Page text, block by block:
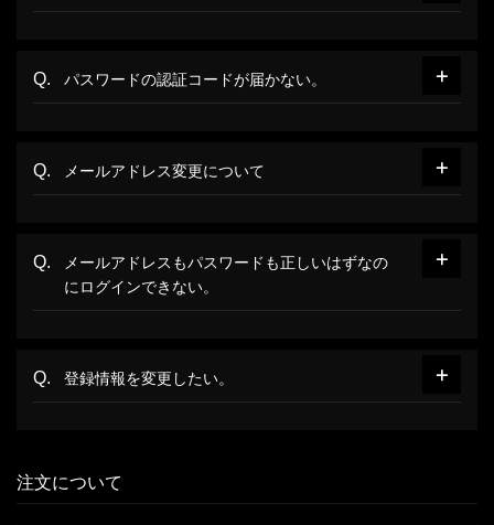
パスワードの認証コードが届かない。
メールアドレス変更について
メールアドレスもパスワードも正しいはずなの
にログインできない。
登録情報を変更したい。
注文について